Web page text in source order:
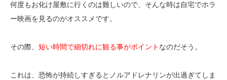
何度もお化け屋敷に行くのは難しいので、そんな時は自宅でホラ
ー映画を見るのがオススメです。
その際、 短い時間で細切れに観る事がポイント なのだそう。
これは、恐怖が持続しすぎるとノルアドレナリンが出過ぎてしま